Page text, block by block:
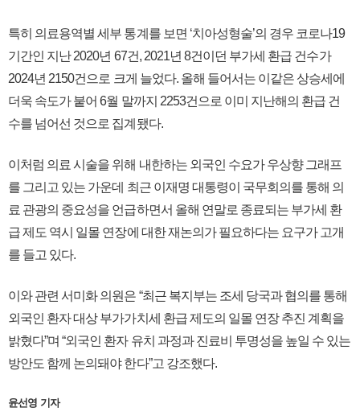
특히 의료용역별 세부 통계를 보면 ‘치아성형술’의 경우 코로나19
기간인 지난 2020년 67건, 2021년 8건이던 부가세 환급 건수가
2024년 2150건으로 크게 늘었다. 올해 들어서는 이같은 상승세에
더욱 속도가 붙어 6월 말까지 2253건으로 이미 지난해의 환급 건
수를 넘어선 것으로 집계됐다.
이처럼 의료 시술을 위해 내한하는 외국인 수요가 우상향 그래프
를 그리고 있는 가운데 최근 이재명 대통령이 국무회의를 통해 의
료 관광의 중요성을 언급하면서 올해 연말로 종료되는 부가세 환
급 제도 역시 일몰 연장에 대한 재논의가 필요하다는 요구가 고개
를 들고 있다.
이와 관련 서미화 의원은 “최근 복지부는 조세 당국과 협의를 통해
외국인 환자 대상 부가가치세 환급 제도의 일몰 연장 추진 계획을
밝혔다”며 “외국인 환자 유치 과정과 진료비 투명성을 높일 수 있는
방안도 함께 논의돼야 한다”고 강조했다.
윤선영 기자